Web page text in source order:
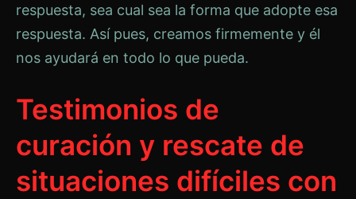
respuesta, sea cual sea la forma que adopte esa
respuesta. Así pues, creamos firmemente y él
nos ayudará en todo lo que pueda.
Testimonios de
curación y rescate de
situaciones difíciles con